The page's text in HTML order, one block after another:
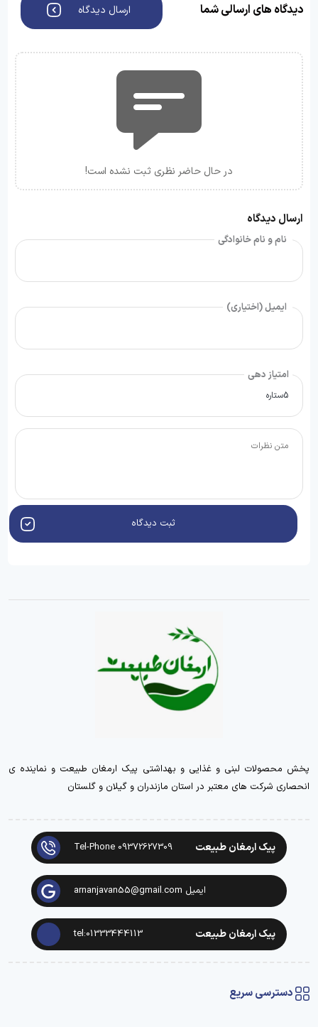
دیدگاه های ارسالی شما ارسال دیدگاه
در حال حاضر نظری ثبت نشده است!
ارسال دیدگاه
نام و نام خانوادگی
ایمیل (اختیاری)
امتیاز دهی
ثبت دیدگاه
پخش محصولات لبنی و غذایی و بهداشتی پیک ارمغان طبیعت و نماینده ی
انحصاری شرکت های معتبر در استان مازندران و گیلان و گلستان
پیک ارمغان طبیعت Tel-Phone 09372627309
ایمیل arnanjavan55@gmail.com
پیک ارمغان طبیعت tel:01333444113
دسترسی سریع